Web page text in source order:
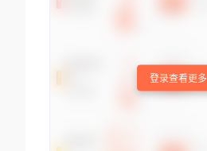
登录查看更多